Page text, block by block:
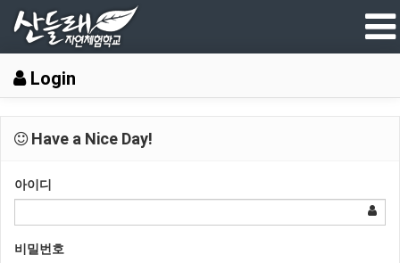
Login
Have a Nice Day!
아이디
비밀번호